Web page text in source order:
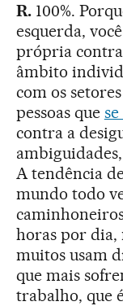
R.100%.
esquerda,
própria
âmbito
com os
pessoas que
contra a
A tendência
mundo todo
horas por dia,
muitos usam
que mais
trabalho, que